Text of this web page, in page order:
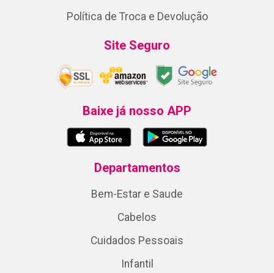
Política de Troca e Devolução
Site Seguro
Baixe já nosso APP
Departamentos
Bem-Estar e Saude
Cabelos
Cuidados Pessoais
Infantil